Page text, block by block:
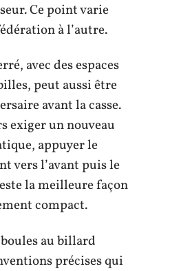
Ce point varie
à l’autre.
avec des espaces
peut aussi être
avant la casse.
exiger un nouveau
appuyer le
vers l’avant puis le
la meilleure façon
compact.
au billard
précises qui